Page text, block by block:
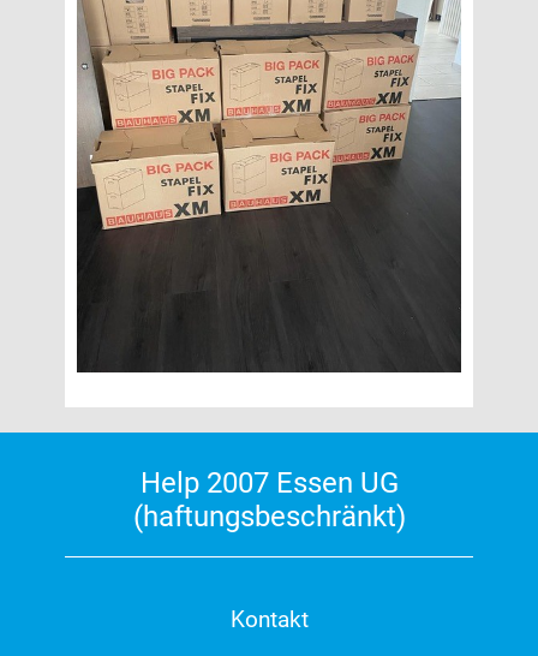
Help 2007 Essen UG
(haftungsbeschränkt)
Kontakt